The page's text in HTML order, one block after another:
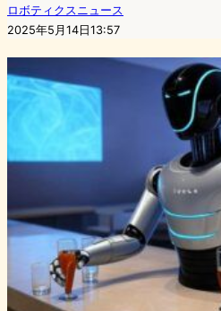
ロボティクスニュース
2025年5月14日13:57